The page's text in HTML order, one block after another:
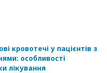
кровотечі у пацієнтів з
особливості
лікування